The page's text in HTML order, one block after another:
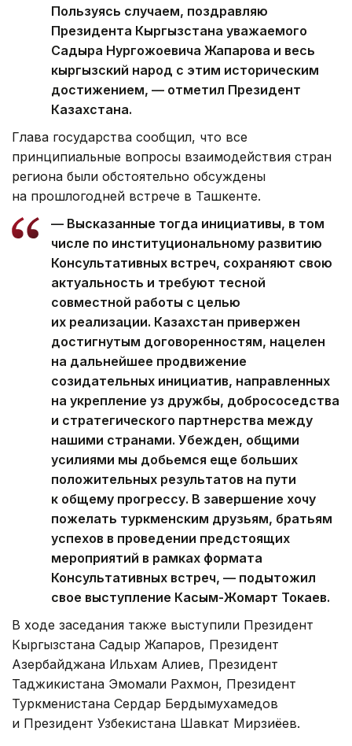
Пользуясь случаем, поздравляю
Президента Кыргызстана уважаемого
Садыра Нургожоевича Жапарова и весь
кыргызский народ с этим историческим
достижением, — отметил Президент
Казахстана.
Глава государства сообщил, что все
принципиальные вопросы взаимодействия стран
региона были обстоятельно обсуждены
на прошлогодней встрече в Ташкенте.
— Высказанные тогда инициативы, в том
числе по институциональному развитию
Консультативных встреч, сохраняют свою
актуальность и требуют тесной
совместной работы с целью
их реализации. Казахстан привержен
достигнутым договоренностям, нацелен
на дальнейшее продвижение
созидательных инициатив, направленных
на укрепление уз дружбы, добрососедства
и стратегического партнерства между
нашими странами. Убежден, общими
усилиями мы добьемся еще больших
положительных результатов на пути
к общему прогрессу. В завершение хочу
пожелать туркменским друзьям, братьям
успехов в проведении предстоящих
мероприятий в рамках формата
Консультативных встреч, — подытожил
свое выступление Касым-Жомарт Токаев.
В ходе заседания также выступили Президент
Кыргызстана Садыр Жапаров, Президент
Азербайджана Ильхам Алиев, Президент
Таджикистана Эмомали Рахмон, Президент
Туркменистана Сердар Бердымухамедов
и Президент Узбекистана Шавкат Мирзиёев.